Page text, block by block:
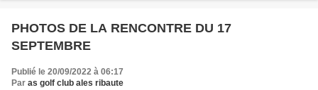
PHOTOS DE LA RENCONTRE DU 17
SEPTEMBRE
Publié le 20/09/2022 à 06:17
Par as golf club ales ribaute